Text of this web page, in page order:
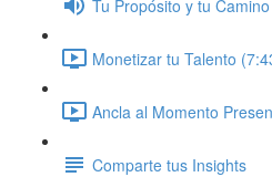
Tu Propósito y tu Camino
Monetizar tu Talento
Ancla al Momento
Comparte tus Insights